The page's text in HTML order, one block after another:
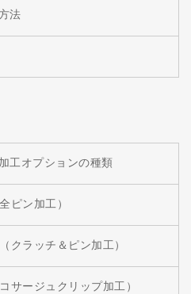
法
工オプションの種類
ピン加工）
クラッチ＆ピン加工）
サージュクリップ加工）